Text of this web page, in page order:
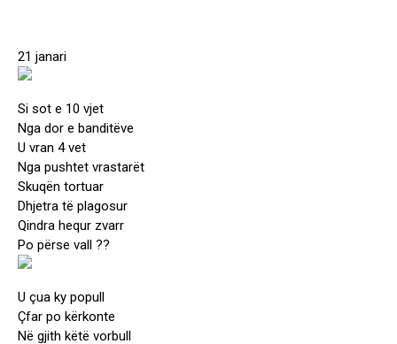
21 janari
Si sot e 10 vjet
Nga dor e banditëve
U vran 4 vet
Nga pushtet vrastarët
Skuqën tortuar
Dhjetra të plagosur
Qindra hequr zvarr
Po përse vall ??
U çua ky popull
Çfar po kërkonte
Në gjith këtë vorbull